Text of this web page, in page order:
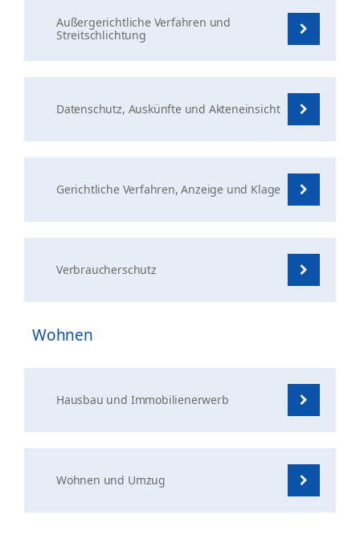
Außergerichtliche Verfahren und
Streitschlichtung
Datenschutz, Auskünfte und Akteneinsicht
Gerichtliche Verfahren, Anzeige und Klage
Verbraucherschutz
Wohnen
Hausbau und Immobilienerwerb
Wohnen und Umzug